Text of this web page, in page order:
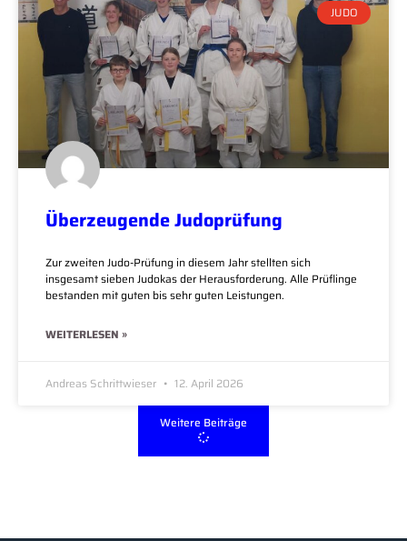
JUDO
Überzeugende Judoprüfung
Zur zweiten Judo-Prüfung in diesem Jahr stellten sich
insgesamt sieben Judokas der Herausforderung. Alle Prüflinge
bestanden mit guten bis sehr guten Leistungen.
WEITERLESEN »
Andreas Schrittwieser 12. April 2026
Weitere Beiträge